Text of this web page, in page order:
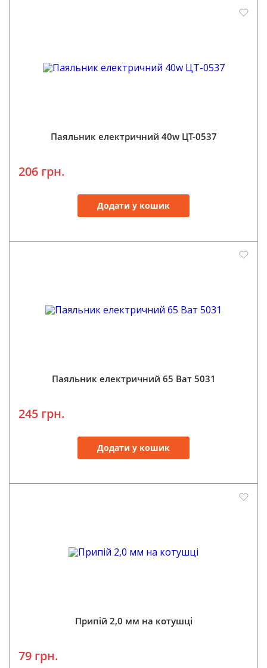
Паяльник електричний 40w ЦТ-0537
206 грн.
Додати у кошик
Паяльник електричний 65 Ват 5031
245 грн.
Додати у кошик
Припій 2,0 мм на котушці
79 грн.